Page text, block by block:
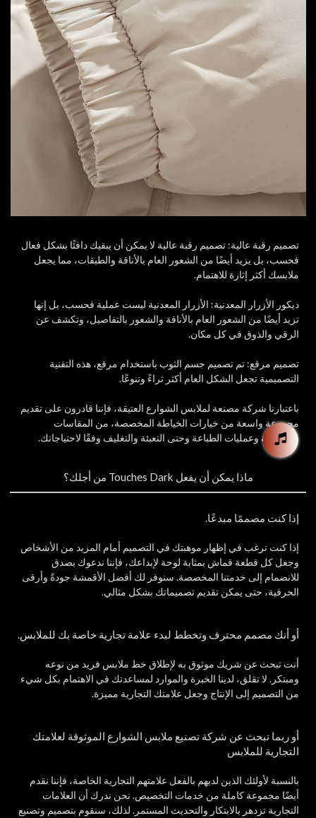
تصميم رقبة عالية: تصميم رقبة عالية لا يمكن أن يبقيك دافئًا بشكل فعال
فحسب، بل يزيد أيضًا من الشعور العام بالأناقة والطبقات، مما يجعل
ملابسك أكثر إثارة للاهتمام.
ديكور الأزرار المعدنية: الأزرار المعدنية ليست عملية فحسب، بل إنها
تزيد أيضًا من الشعور العام بالأناقة والشعور بالتفاصيل، وتكشف عن
الرقي والذوق في كل مكان.
تصميم مرقع: تم تصميم جسم الثوب باستخدام مرقع، هذه التقنية
التصميمية تجعل الشكل العام أكثر ثراءً وتنوعًا.
باعتبارنا شركة مصنعة لملابس الشوارع العتيقة، فإننا قادرون على تقديم
مجموعة واسعة من خيارات الخياطة المخصصة، من المقاسات
والأقمشة وعمليات الطباعة وحتى التعبئة والتغليف وفقًا لاحتياجاتك.
ماذا يمكن أن يفعل Touches Dark من أجلك؟
إذا كنت مصممًا مبدعًا.
إذا كنت ترغب في إظهار موهبتك في التصميم أمام المزيد من الأشخاص
وجعل كل قطعة قماش بمثابة لوحة لإبداعك، فإننا ندعوك بصدق
للانضمام إلى خدمتنا المخصصة. سنوفر لك أفضل الأقمشة جودةً وأرقى
الحرفية، حتى يمكن تقديم تصميماتك بشكل مثالي.
أو أنك مصمم محترف وتخطط لبدء علامة تجارية خاصة بك للملابس.
أنت تبحث عن شريك موثوق به لإطلاق خط ملابس فريد من نوعه
ومبتكر. لا تقلق، لدينا الخبرة والموارد لمساعدتك في الاهتمام بكل شيء
من التصميم إلى الإنتاج وجعل علامتك التجارية مميزة.
أو ربما تبحث عن شركة تصنيع ملابس الشوارع الموثوقة لعلامتك
التجارية للملابس
بالنسبة لأولئك الذين لديهم بالفعل علامتهم التجارية الخاصة، فإننا نقدم
أيضًا مجموعة كاملة من خدمات التخصيص. نحن ندرك أن العلامات
التجارية تزدهر بالابتكار والتحديث المستمر. لذلك، سنقوم بتصميم وتصنيع